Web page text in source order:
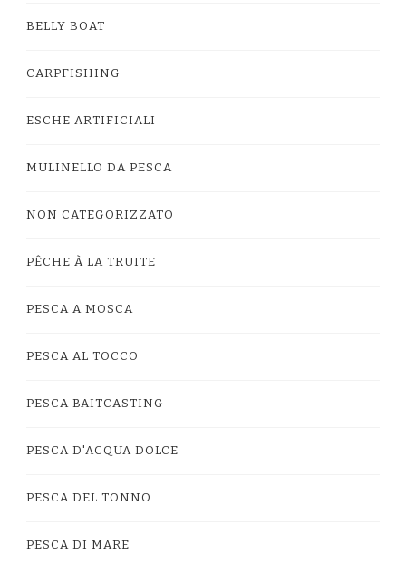
BELLY BOAT
CARPFISHING
ESCHE ARTIFICIALI
MULINELLO DA PESCA
NON CATEGORIZZATO
PÊCHE À LA TRUITE
PESCA A MOSCA
PESCA AL TOCCO
PESCA BAITCASTING
PESCA D'ACQUA DOLCE
PESCA DEL TONNO
PESCA DI MARE